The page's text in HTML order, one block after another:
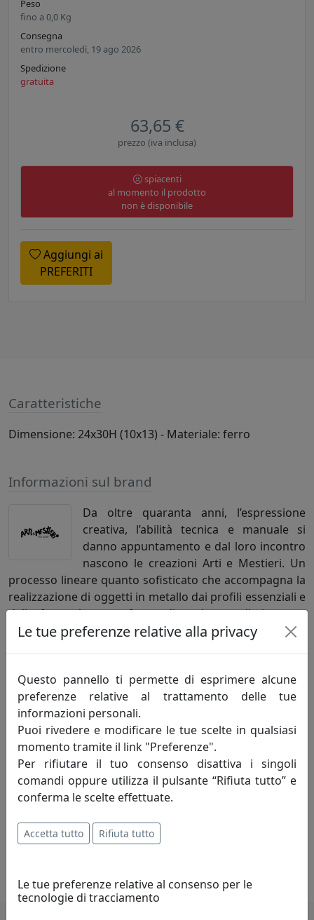
Peso
fino a 0,0 Kg
Consegna
entro mercoledì, 19 ago 2026
Spedizione
gratuita
63,65 €
prezzo (iva inclusa)
spiacenti
al momento il prodotto
non è disponibile
Aggiungi ai
PREFERITI
Caratteristiche
Dimensione: 24x30H (10x13) - Materiale: ferro
Informazioni sul brand
Da oltre quaranta anni, l’espressione
creativa, l’abilità tecnica e manuale si
danno appuntamento e dal loro incontro
nascono le creazioni Arti e Mestieri. Un
processo lineare quanto sofisticato che accompagna la
realizzazione di oggetti in metallo dai profili essenziali e
dalle forme leggere, frutto di un lavoro di ricerca e
design fatto esclusivamente in Italia.
pezzo. Due elementi talvolta opposti ma conciliabili
grazie a quel mix di stile e capacità tecnica che
costituisce il tratto distintivo del nostro marchio.
Il processo creativo invece attinge a luoghi spesso
inaspettati. La creatività di Massimo Tani, depositario
dello spirito creativo che anima da anni Arti e Mestieri,
si alimenta di atmosfere e dettagli ludici, talvolta
oltre vent’anni porta il proprio punto di vista nella
progettazione di ogni pezzo, aggiungendo una visione
Le tue preferenze relative alla privacy
Questo pannello ti permette di esprimere alcune
preferenze relative al trattamento delle tue
informazioni personali.
Puoi rivedere e modificare le tue scelte in qualsiasi
momento tramite il link "Preferenze".
Per rifiutare il tuo consenso disattiva i singoli
comandi oppure utilizza il pulsante “Rifiuta tutto” e
conferma le scelte effettuate.
Accetta tutto Rifiuta tutto
Le tue preferenze relative al consenso per le
tecnologie di tracciamento